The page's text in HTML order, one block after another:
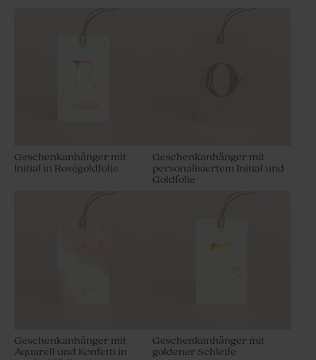
Geschenkanhänger mit
Initial in Roségoldfolie
Geschenkanhänger mit
personalisiertem Initial und
Goldfolie
Geschenkanhänger mit
Aquarell und Konfetti in
Geschenkanhänger mit
goldener Schleife